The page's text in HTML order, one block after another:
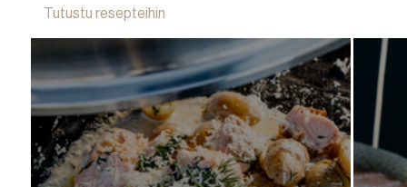
Tutustu resepteihin